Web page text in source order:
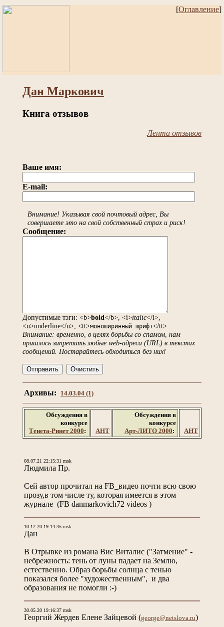
[Оглавление]
Дан Маркович
Книга отзывов
Лента отзывов
Ваше имя:
E-mail:
Внимание! Указывая свой почтовый адрес, Вы
совершаете это на свой собственный страх и риск!
Сообщение:
Допустимые тэги: <b>bold</b>, <i>italic</i>,
<u>underline</u>, <tt>моноширинный шрифт</tt>
Внимание: временно, в целях борьбы со спамом, нам
пришлось запретить любые web-адреса (URL) в текстах
сообщений. Постарайтесь обходиться без них!
Архивы: 14.03.04 (1)
Обсуждения в
конкурсе
Тенета-Ринет 2000: АНТ
Обсуждения в
конкурсе
Арт-ЛИТО 2000: АНТ
08.07.21 22:15:31 msk
Людмила Пр.
Сей автор прочитал на FB_видео почти всю свою
прозу,в том числе ту, которая имеется в этом
журнале (FB danmarkovich72 videos )
10.12.20 19:14:35 msk
Дан
В Отрывке из романа Вис Виталис ("Затмение" -
небрежность: тень от луны падает на Землю,
естественно. Образ борьбы солнца с тенью
показался более "художественным", и два
образования не помогли :-)
30.05.20 19:16:37 msk
Георгий Жердев Елене Зайцевой (george@netslova.ru)